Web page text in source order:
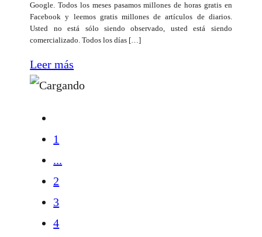
Google. Todos los meses pasamos millones de horas gratis en
Facebook y leemos gratis millones de artículos de diarios.
Usted no está sólo siendo observado, usted está siendo
comercializado. Todos los días […]
Leer más
1
...
2
3
4